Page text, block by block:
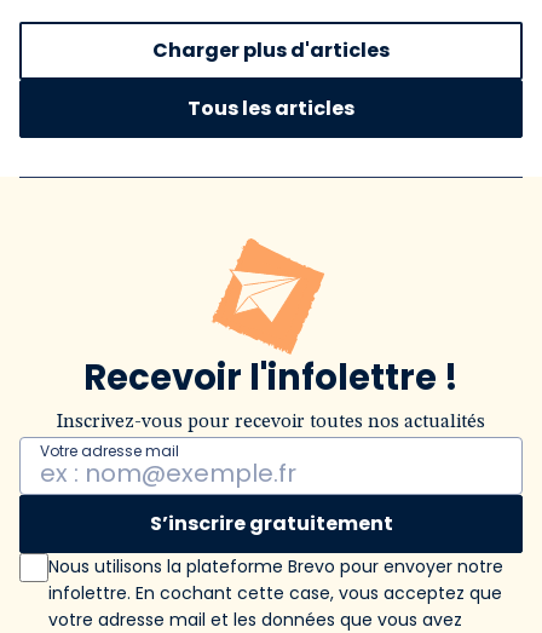
Charger plus d'articles
Tous les articles
Recevoir l'infolettre !
Inscrivez-vous pour recevoir toutes nos actualités
Votre adresse mail
S’inscrire gratuitement
Nous utilisons la plateforme Brevo pour envoyer notre
infolettre. En cochant cette case, vous acceptez que
votre adresse mail et les données que vous avez